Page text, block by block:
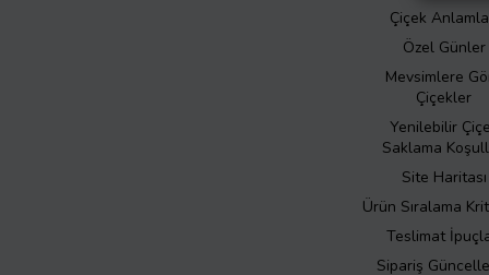
Çiçek
Özel Günler
Mevsimlere
Çiçekler
Yenilebilir
Saklama
Site Haritası
Ürün Sıralama
Teslimat
Sipariş